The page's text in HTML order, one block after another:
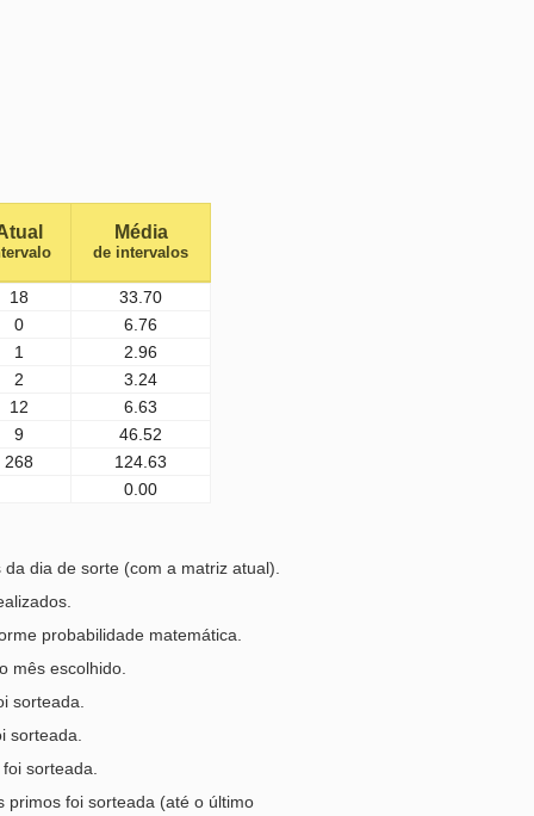
Média
de intervalos
18
33.70
0
6.76
1
2.96
2
3.24
12
6.63
9
46.52
268
124.63
0.00
dia de sorte (com a matriz atual).
probabilidade matemática.
mês escolhido.
sorteada.
sorteada.
sorteada.
foi sorteada (até o último